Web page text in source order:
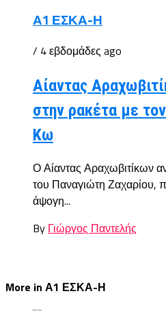
Α1 ΕΣΚΑ-Η
/ 4 εβδομάδες ago
Αίαντας
στην ρακέτα με
Κω
Ο Αίαντας Αραχωβιτίκων
του Παναγιώτη Ζαχαρίου,
άψογη...
By Γιώργος Παντελής
More in Α1 ΕΣΚΑ-Η